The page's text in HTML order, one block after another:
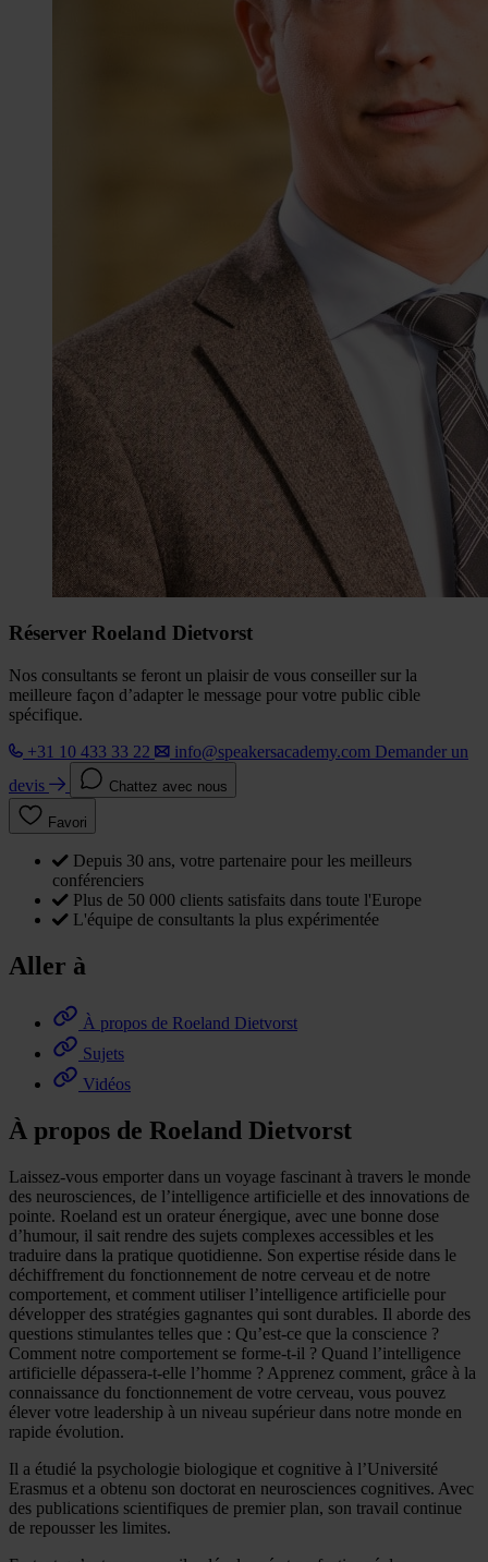
Réserver Roeland Dietvorst
Nos consultants se feront un plaisir de vous conseiller sur la
meilleure façon d’adapter le message pour votre public cible
spécifique.
+31 10 433 33 22
info@speakersacademy.com Demander un
devis
Chattez avec nous
Favori
Depuis 30 ans, votre partenaire pour les meilleurs
conférenciers
Plus de 50 000 clients satisfaits dans toute l'Europe
L'équipe de consultants la plus expérimentée
Aller à
À propos de Roeland Dietvorst
Sujets
Vidéos
À propos de Roeland Dietvorst
Laissez-vous emporter dans un voyage fascinant à travers le monde
des neurosciences, de l’intelligence artificielle et des innovations de
pointe. Roeland est un orateur énergique, avec une bonne dose
d’humour, il sait rendre des sujets complexes accessibles et les
traduire dans la pratique quotidienne. Son expertise réside dans le
déchiffrement du fonctionnement de notre cerveau et de notre
comportement, et comment utiliser l’intelligence artificielle pour
développer des stratégies gagnantes qui sont durables. Il aborde des
questions stimulantes telles que : Qu’est-ce que la conscience ?
Comment notre comportement se forme-t-il ? Quand l’intelligence
artificielle dépassera-t-elle l’homme ? Apprenez comment, grâce à la
connaissance du fonctionnement de votre cerveau, vous pouvez
élever votre leadership à un niveau supérieur dans notre monde en
rapide évolution.
Il a étudié la psychologie biologique et cognitive à l’Université
Erasmus et a obtenu son doctorat en neurosciences cognitives. Avec
des publications scientifiques de premier plan, son travail continue
de repousser les limites.